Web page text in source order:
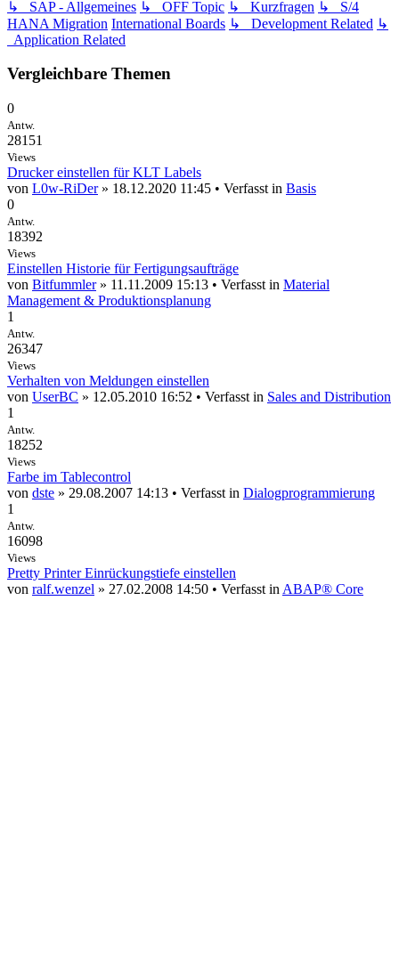
↳ SAP - Allgemeines ↳ OFF Topic ↳ Kurzfragen ↳ S/4
HANA Migration International Boards ↳ Development Related ↳
Application Related
Vergleichbare Themen
0
Antw.
28151
Views
Drucker einstellen für KLT Labels
von L0w-RiDer» 18.12.2020 11:45 • Verfasst in Basis
0
Antw.
18392
Views
Einstellen Historie für Fertigungsaufträge
von Bitfummler» 11.11.2009 15:13 • Verfasst in Material
Management & Produktionsplanung
1
Antw.
26347
Views
Verhalten von Meldungen einstellen
von UserBC » 12.05.2010 16:52 • Verfasst in Sales and Distribution
1
Antw.
18252
Views
Farbe im Tablecontrol
von dste » 29.08.2007 14:13 • Verfasst in Dialogprogrammierung
1
Antw.
16098
Views
Pretty Printer Einrückungstiefe einstellen
von ralf.wenzel » 27.02.2008 14:50 • Verfasst in ABAP® Core